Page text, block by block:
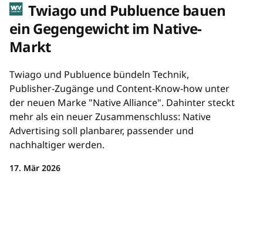
Twiago und Publuence bauen
ein Gegengewicht im Native-
Markt
Twiago und Publuence bündeln Technik,
Publisher-Zugänge und Content-Know-how unter
der neuen Marke "Native Alliance". Dahinter steckt
mehr als ein neuer Zusammenschluss: Native
Advertising soll planbarer, passender und
nachhaltiger werden.
17. Mär 2026